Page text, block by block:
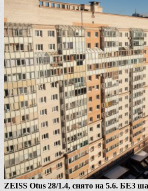
ZEISS Otus 28/1.4, снято на 5.6. БЕЗ